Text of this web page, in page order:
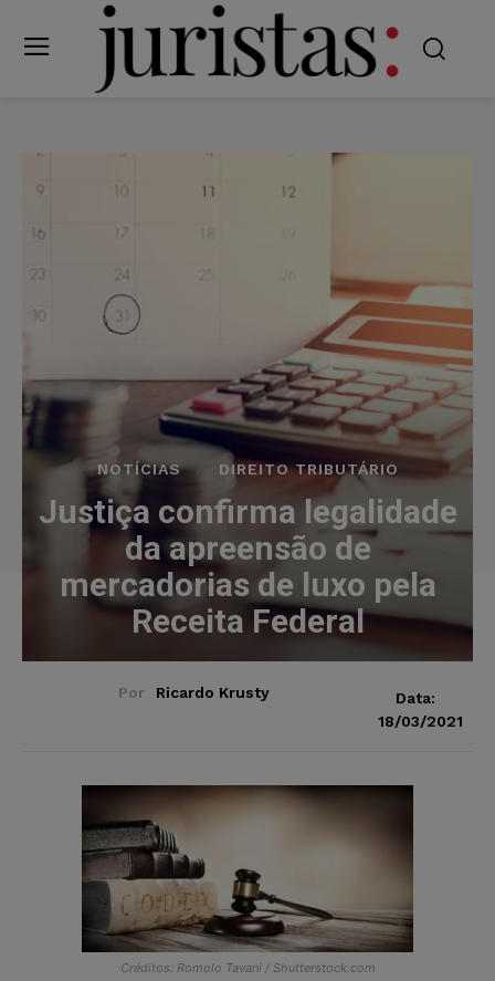
NOTÍCIAS DIREITO TRIBUTÁRIO
Justiça confirma legalidade
da apreensão de
mercadorias de luxo pela
Receita Federal
Por Ricardo Krusty
Data:
18/03/2021
Créditos: Romolo Tavani / Shutterstock.com